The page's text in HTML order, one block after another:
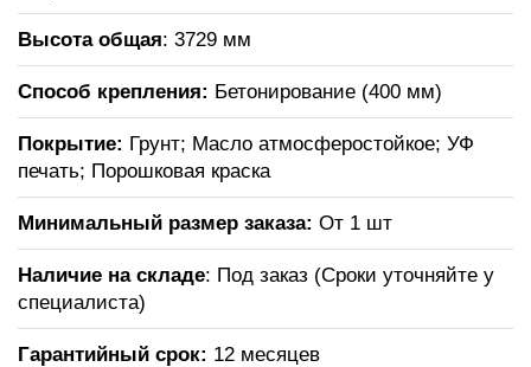
Высота общая: 3729 мм
Способ крепления: Бетонирование (400 мм)
Покрытие: Грунт; Масло атмосферостойкое; УФ
печать; Порошковая краска
Минимальный размер заказа: От 1 шт
Наличие на складе: Под заказ (Сроки уточняйте у
специалиста)
Гарантийный срок: 12 месяцев